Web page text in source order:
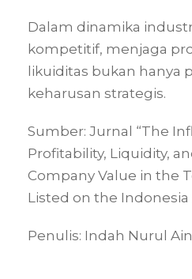
Dalam dinamika
kompetitif, menjaga
likuiditas bukan hanya
keharusan strategis.
Sumber: Jurnal “The
Profitability, Liquidity,
Company Value in the
Listed on the Indonesia
Penulis: Indah Nurul